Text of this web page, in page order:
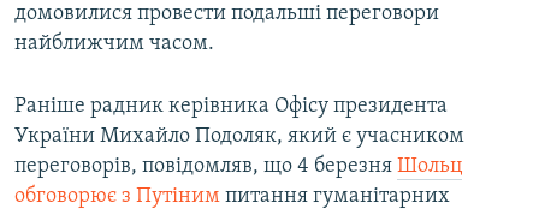
домовилися провести подальші переговори
найближчим часом.
Раніше радник керівника Офісу президента
України Михайло Подоляк, який є учасником
переговорів, повідомляв, що 4 березня Шольц
обговорює з Путіним питання гуманітарних